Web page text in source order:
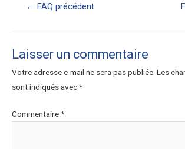
← FAQ précédent
Laisser un commentaire
Votre adresse e-mail ne sera pas publiée. Les
sont indiqués avec*
Commentaire*